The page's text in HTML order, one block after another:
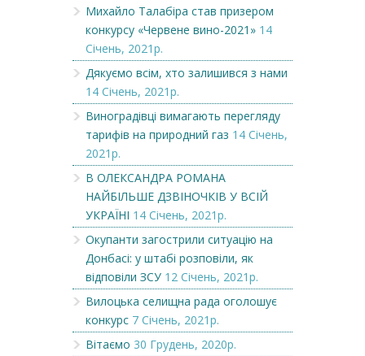
Михайло Талабіра став призером
конкурсу «Червене вино-2021» 14
Січень, 2021р.
Дякуємо всім, хто залишився з нами
14 Січень, 2021р.
Виноградівці вимагають перегляду
тарифів на природний газ 14 Січень,
2021р.
В ОЛЕКСАНДРА РОМАНА
НАЙБІЛЬШЕ ДЗВІНОЧКІВ У ВСІЙ
УКРАЇНІ 14 Січень, 2021р.
Окупанти загострили ситуацію на
Донбасі: у штабі розповіли, як
відповіли ЗСУ 12 Січень, 2021р.
Вилоцька селищна рада оголошує
конкурс 7 Січень, 2021р.
Вітаємо 30 Грудень, 2020р.